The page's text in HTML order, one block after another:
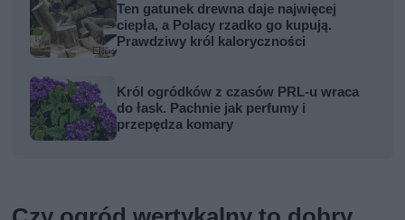
Ten gatunek drewna daje najwięcej
ciepła, a Polacy rzadko go kupują.
Prawdziwy król kaloryczności
Król ogródków z czasów PRL-u wraca
do łask. Pachnie jak perfumy i
przepędza komary